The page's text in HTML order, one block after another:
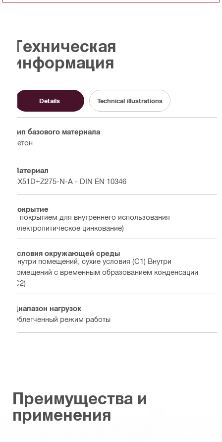
Техническая
информация
Details Technical illustrations
Тип базового материала
Бетон
Материал
DX51D+Z275-N-A - DIN EN 10346
Покрытие
С покрытием для внутреннего использования
(электролитическое цинкование)
Условия окружающей среды
Внутри помещений, сухие условия (C1) Внутри
помещений с временным образованием конденсации
(C2)
Диапазон нагрузок
Облегченный режим работы
Преимущества и
применения